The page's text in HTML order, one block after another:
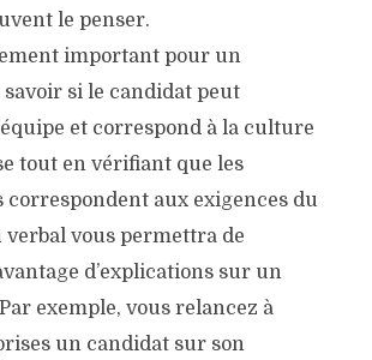
le penser.
important pour un
si le candidat peut
et correspond à la culture
tout en vérifiant que les
correspondent aux exigences du
verbal vous permettra de
d’explications sur un
exemple, vous relancez à
un candidat sur son